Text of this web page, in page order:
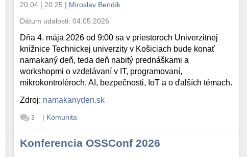
20.04 | 20:25 | Miroslav Bendík
Dátum udalosti:04.05.2026
Dňa 4. mája 2026 od 9:00 sa v priestoroch Univerzitnej
knižnice Technickej univerzity v Košiciach bude konať
namakaný deň, teda deň nabitý prednáškami a
workshopmi o vzdelávaní v IT, programovaní,
mikrokontroléroch, AI, bezpečnosti, IoT a o ďalších témach.
Zdroj: namakanyden.sk
3 | Komunita
Konferencia OSSConf 2026